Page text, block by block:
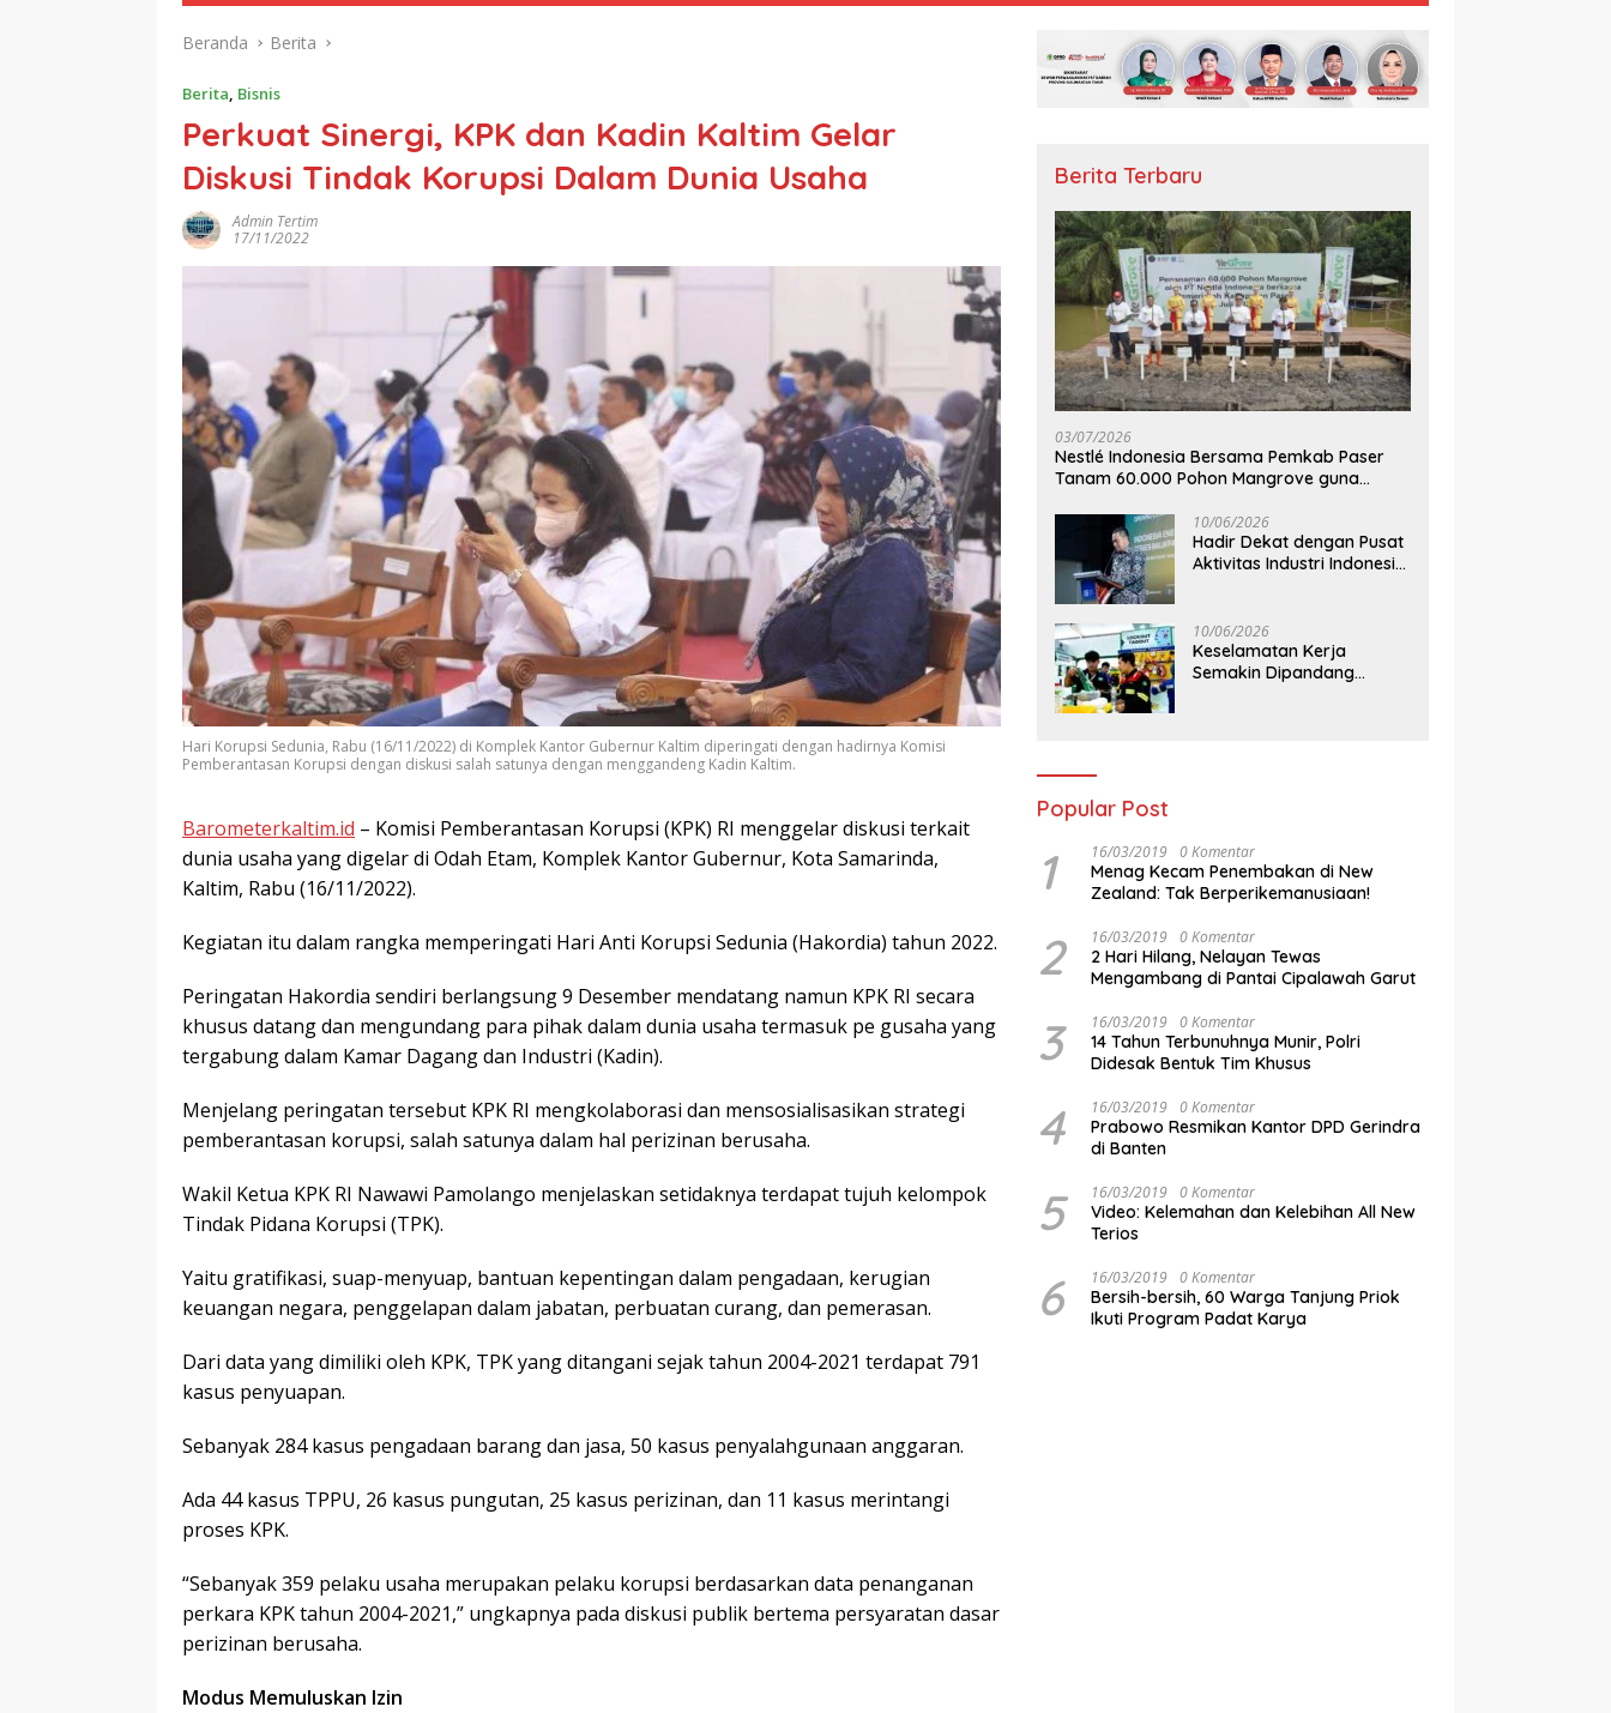
Beranda Berita
Berita, Bisnis
Perkuat Sinergi, KPK dan Kadin Kaltim Gelar
Diskusi Tindak Korupsi Dalam Dunia Usaha
Admin Tertim
17/11/2022
Hari Korupsi Sedunia, Rabu (16/11/2022) di Komplek Kantor Gubernur Kaltim diperingati dengan hadirnya Komisi
Pemberantasan Korupsi dengan diskusi salah satunya dengan menggandeng Kadin Kaltim.
Barometerkaltim.id – Komisi Pemberantasan Korupsi (KPK) RI menggelar diskusi terkait
dunia usaha yang digelar di Odah Etam, Komplek Kantor Gubernur, Kota Samarinda,
Kaltim, Rabu (16/11/2022).
Kegiatan itu dalam rangka memperingati Hari Anti Korupsi Sedunia (Hakordia) tahun 2022.
Peringatan Hakordia sendiri berlangsung 9 Desember mendatang namun KPK RI secara
khusus datang dan mengundang para pihak dalam dunia usaha termasuk pe gusaha yang
tergabung dalam Kamar Dagang dan Industri (Kadin).
Menjelang peringatan tersebut KPK RI mengkolaborasi dan mensosialisasikan strategi
pemberantasan korupsi, salah satunya dalam hal perizinan berusaha.
Wakil Ketua KPK RI Nawawi Pamolango menjelaskan setidaknya terdapat tujuh kelompok
Tindak Pidana Korupsi (TPK).
Yaitu gratifikasi, suap-menyuap, bantuan kepentingan dalam pengadaan, kerugian
keuangan negara, penggelapan dalam jabatan, perbuatan curang, dan pemerasan.
Dari data yang dimiliki oleh KPK, TPK yang ditangani sejak tahun 2004-2021 terdapat 791
kasus penyuapan.
Sebanyak 284 kasus pengadaan barang dan jasa, 50 kasus penyalahgunaan anggaran.
Ada 44 kasus TPPU, 26 kasus pungutan, 25 kasus perizinan, dan 11 kasus merintangi
proses KPK.
“Sebanyak 359 pelaku usaha merupakan pelaku korupsi berdasarkan data penanganan
perkara KPK tahun 2004-2021,” ungkapnya pada diskusi publik bertema persyaratan dasar
perizinan berusaha.
Modus Memuluskan Izin
Berita Terbaru
03/07/2026
Nestlé Indonesia Bersama Pemkab Paser
Tanam 60.000 Pohon Mangrove guna
10/06/2026
Hadir Dekat dengan Pusat
Aktivitas Industri Indonesia
Balikpapan
10/06/2026
Keselamatan Kerja
Semakin Dipandang
Popular Post
1 16/03/2019 0 Komentar
Menag Kecam Penembakan di New
Zealand: Tak Berperikemanusiaan!
2 16/03/2019 0 Komentar
2 Hari Hilang, Nelayan Tewas
Mengambang di Pantai Cipalawah Garut
3 16/03/2019 0 Komentar
14 Tahun Terbunuhnya Munir, Polri
Didesak Bentuk Tim Khusus
4 16/03/2019 0 Komentar
Prabowo Resmikan Kantor DPD Gerindra
di Banten
5 16/03/2019 0 Komentar
Video: Kelemahan dan Kelebihan All New
Terios
6 16/03/2019 0 Komentar
Bersih-bersih, 60 Warga Tanjung Priok
Ikuti Program Padat Karya